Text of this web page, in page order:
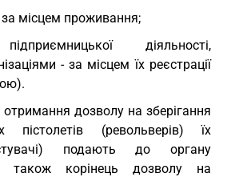
місцем проживання;
діяльності,
- за місцем їх реєстрації
дозволу на зберігання
пістолетів (револьверів) їх
подають до органу
також корінець дозволу на